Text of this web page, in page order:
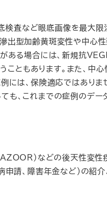
検査など眼底画像を最大限
出型加齢黄斑変性や中心
る場合には、新規抗
ともあります。また、中
には、保険適応ではありま
、これまでの症例のデー
などの後天性変性
請、障害年金など）の紹